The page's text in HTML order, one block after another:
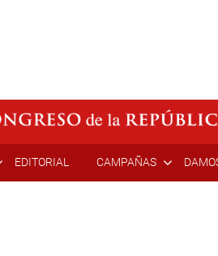
EDITORIAL CAMPAÑAS